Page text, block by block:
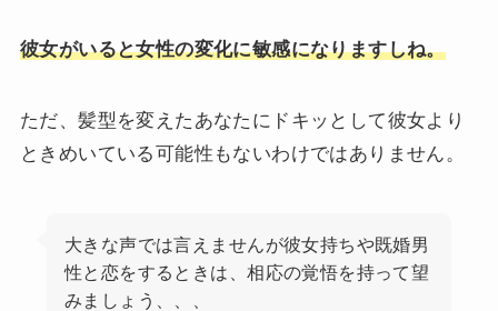
彼女がいると女性の変化に敏感になりますしね。
ただ、髪型を変えたあなたにドキッとして彼女より
ときめいている可能性もないわけではありません。
大きな声では言えませんが彼女持ちや既婚男
性と恋をするときは、相応の覚悟を持って望
みましょう、、、